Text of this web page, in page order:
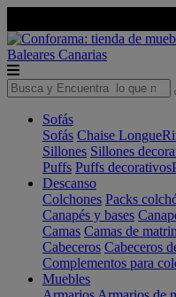
Baleares Canarias
Sofás
Sofás Chaise Longue
Sillones Sillones
Puffs Puffs decorativos
Descanso
Colchones Packs
Canapés y bases
Camas Camas de
Cabeceros Cabeceros
Complementos para
Muebles